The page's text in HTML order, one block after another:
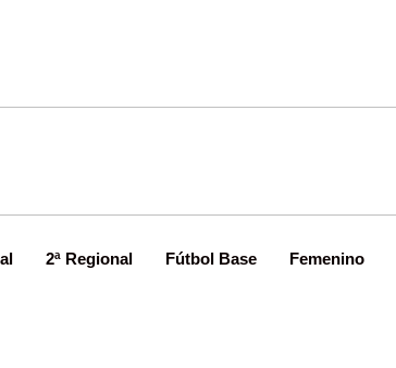
2ª Regional Fútbol Base Femenino